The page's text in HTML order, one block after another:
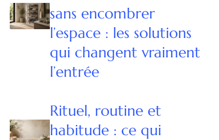
sans encombrer
l’espace : les solutions
qui changent vraiment
l’entrée
Rituel, routine et
habitude : ce qui